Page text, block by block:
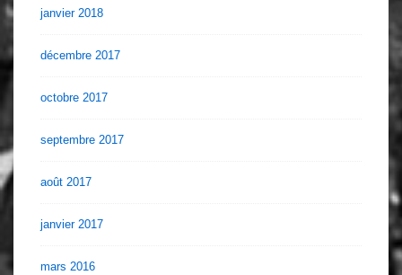
janvier 2018
décembre 2017
octobre 2017
septembre 2017
août 2017
janvier 2017
mars 2016